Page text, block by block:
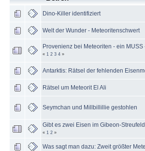
Dino-Killer identifiziert
Welt der Wunder - Meteoritenschwert
Provenienz bei Meteoriten - ein
« 1 2 3 4 »
Antarktis: Rätsel der fehlenden
Rätsel um Meteorit El Ali
Seymchan und Millbillillie gestohlen
Gibt es zwei Eisen im Gibeon-
« 1 2 »
Was sagt man dazu: Zweit größter